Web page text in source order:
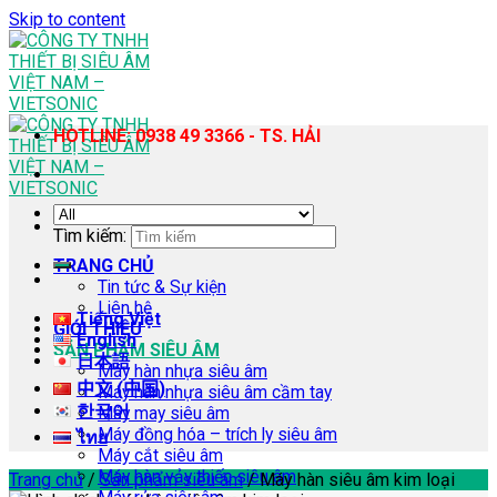
Skip to content
TRANG CHỦ
Tin tức & Sự kiện
Liên hệ
GIỚI THIỆU
SẢN PHẨM SIÊU ÂM
Máy hàn nhựa siêu âm
Máy hàn nhựa siêu âm cầm tay
Máy may siêu âm
Máy đồng hóa – trích ly siêu âm
Máy cắt siêu âm
Máy hàn vảy thiếc siêu âm
HOTLINE: 0938 49 3366 - TS. HẢI
Tìm kiếm:
Tiếng Việt
English
日本語
中文 (中国)
한국어
ไทย
Trang chủ / Sản phẩm siêu âm /Máy hàn siêu âm kim loại